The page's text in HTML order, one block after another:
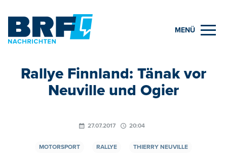
MENÜ
Rallye Finnland: Tänak vor
Neuville und Ogier
27.07.2017 20:04
MOTORSPORT RALLYE THIERRY NEUVILLE